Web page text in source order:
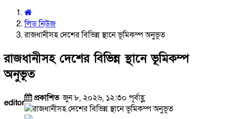
লিড নিউজ
রাজধানীসহ দেশের বিভিন্ন স্থানে ভূমিকম্প অনুভূত
রাজধানীসহ দেশের বিভিন্ন স্থানে ভূমিকম্প
অনুভূত
editor প্রকাশিতজুন ৮, ২০২৬, ১২:৩০ পূর্বাহ্ণ